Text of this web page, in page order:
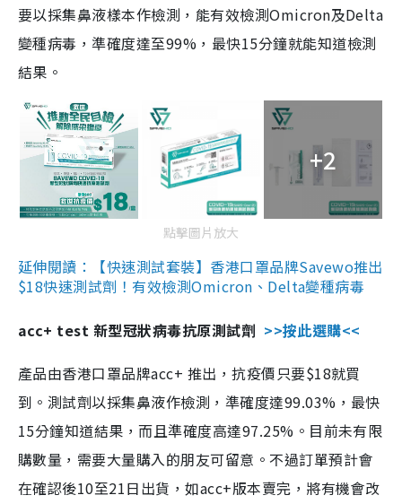
要以採集鼻液樣本作檢測，能有效檢測Omicron及Delta
變種病毒，準確度達至99%，最快15分鐘就能知道檢測
結果。
+2
點擊圖片放大
延伸閱讀：【快速測試套裝】香港口罩品牌Savewo推出
$18快速測試劑！有效檢測Omicron、Delta變種病毒
acc+ test 新型冠狀病毒抗原測試劑 >>按此選購<<
產品由香港口罩品牌acc+ 推出，抗疫價只要$18就買
到。測試劑以採集鼻液作檢測，準確度達99.03%，最快
15分鐘知道結果，而且準確度高達97.25%。目前未有限
購數量，需要大量購入的朋友可留意。不過訂單預計會
在確認後10至21日出貨，如acc+版本賣完，將有機會改